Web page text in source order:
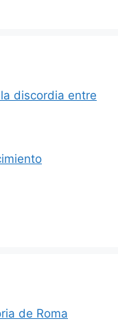
discordia entre
de Roma